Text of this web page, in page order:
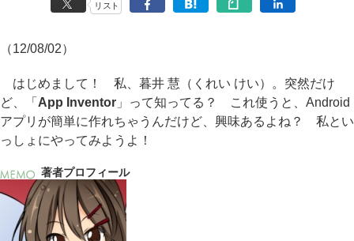
リスト
（12/08/02）
はじめまして！ 私、暮井 慧（くれい けい）。突然だけ
ど、「 App Inventor」って知ってる？ これ使うと、Android
アプリが簡単に作れちゃうんだけど、興味あるよね？ 私とい
っしょにやってみようよ！
著者プロフィール